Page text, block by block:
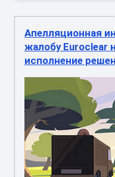
Апелляционная
жалобу Euroclear
исполнение